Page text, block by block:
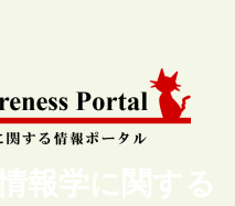
報学に関する